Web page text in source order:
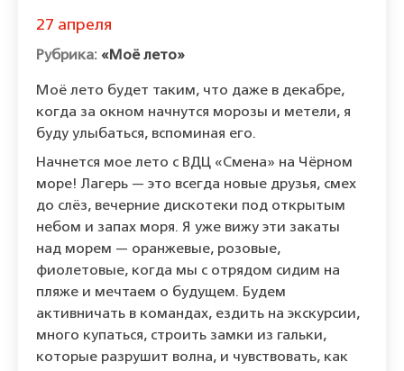
27 апреля
«Моё лето»
Моё лето будет таким, что даже в декабре,
когда за окном начнутся морозы и метели, я
буду улыбаться, вспоминая его.
Начнется мое лето с ВДЦ «Смена» на Чёрном
море! Лагерь — это всегда новые друзья, смех
до слёз, вечерние дискотеки под открытым
небом и запах моря. Я уже вижу эти закаты
над морем — оранжевые, розовые,
фиолетовые, когда мы с отрядом сидим на
пляже и мечтаем о будущем. Будем
активничать в командах, ездить на экскурсии,
много купаться, строить замки из гальки,
которые разрушит волна, и чувствовать, как